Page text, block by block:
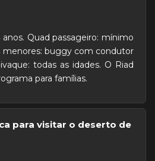
Quad passageiro: mínimo
menores: buggy com condutor
todas as idades. O Riad
para famílias.
para visitar o deserto de